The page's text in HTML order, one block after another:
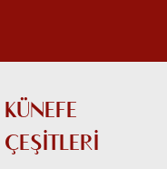
KÜNEFE
ÇEŞİTLERİ